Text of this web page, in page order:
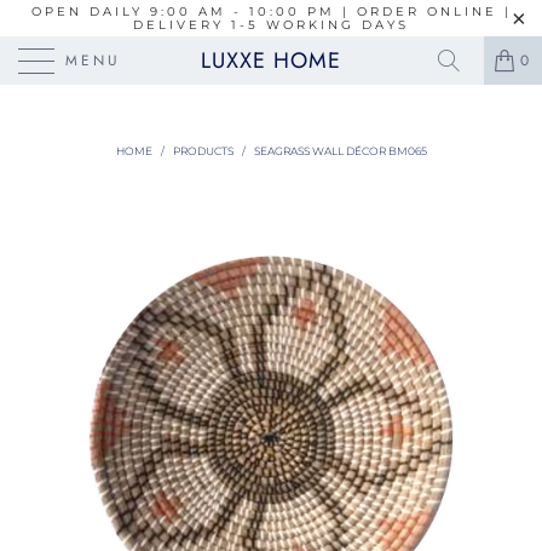
OPEN DAILY 9:00 AM - 10:00 PM | ORDER ONLINE |
DELIVERY 1-5 WORKING DAYS
MENU LUXXE HOME 0
HOME / PRODUCTS / SEAGRASS WALL DÉCOR BM065